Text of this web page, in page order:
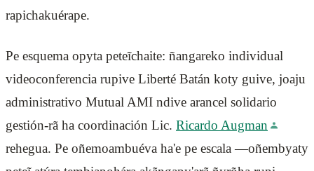
rapichakuérape.
Pe esquema opyta peteĩchaite: ñangareko individual
videoconferencia rupive Liberté Batán koty guive, joaju
administrativo Mutual AMI ndive arancel solidario
gestión-rã ha coordinación Lic. Ricardo Augman
rehegua. Pe oñemoambuéva ha'e pe escala —oñembyaty